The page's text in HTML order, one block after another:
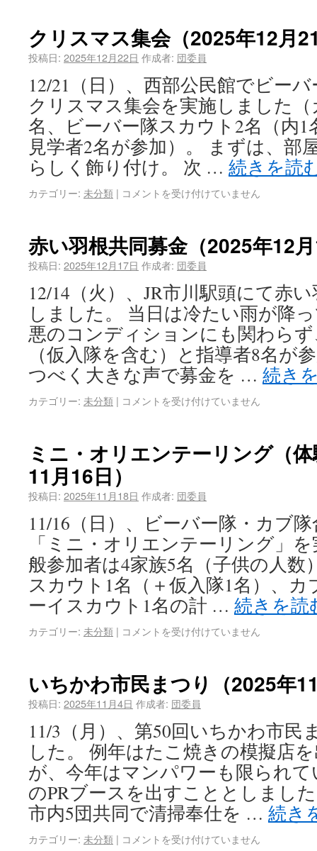
クリスマス集会（2025年12月
投稿日: 2025年12月22日 作成者: 団委員
12/21（日）、西部公民館でビー
クリスマス集会を実施しました
名、ビーバー隊スカウト2名（内1
見学者2名が参加）。 まずは、部
らしく飾り付け。 次 … 続きを読
カテゴリー: 未分類 | コメントを受け付けていません
赤い羽根共同募金（2025年12
投稿日: 2025年12月17日 作成者: 団委員
12/14（火）、JR市川駅頭にて赤
しました。 当日は冷たい雨が降
悪のコンディションにも関わら
（仮入隊を含む）と指導者8名が
つべく大きな声で募金を … 続き
カテゴリー: 未分類 | コメントを受け付けていません
ミニ・オリエンテーリング（
11月16日）
投稿日: 2025年11月18日 作成者: 団委員
11/16（日）、ビーバー隊・カブ
「ミニ・オリエンテーリング」
般参加者は4家族5名（子供の人数
スカウト1名（＋仮入隊1名）、
ーイスカウト1名の計 … 続きを
カテゴリー: 未分類 | コメントを受け付けていません
いちかわ市民まつり（2025年
投稿日: 2025年11月4日 作成者: 団委員
11/3（月）、第50回いちかわ市民
した。 例年はたこ焼きの模擬店
が、今年はマンパワーも限られ
のPRブースを出すこととしまし
市内5団共同で清掃奉仕を … 続き
カテゴリー: 未分類 | コメントを受け付けていません